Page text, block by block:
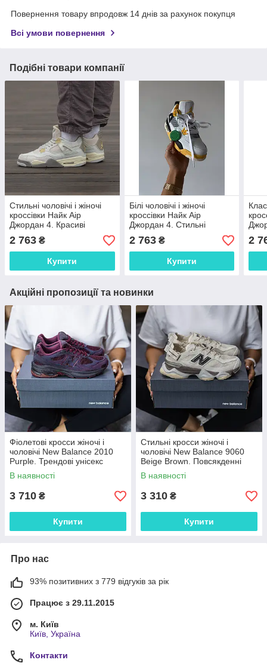
Повернення товару впродовж 14 днів за рахунок покупця
Всі умови повернення
Подібні товари компанії
Стильні чоловічі і жіночі
кроссівки Найк Аір
Джордан 4. Красиві
унісекс кросси Nike Air
Jordan Retro 4.
2 763 ₴
Купити
Білі чоловічі і жіночі
кроссівки Найк Аір
Джордан 4. Стильні
унісекс кросси Nike Air
Jordan 4 Retro.
2 763₴
Купити
2
Акційні пропозиції та новинки
Фіолетові кросси жіночі і
чоловічі New Balance 2010
Purple. Трендові унісекс
кроссівки Нью Беленс 2010.
В наявності
3 710 ₴
Купити
Стильні кросси жіночі і
чоловічі New Balance 9060
Beige Brown. Повсякденні
унісекс кроссівки Нью Беленс
9060.
В наявності
3 310 ₴
Купити
Про нас
93% позитивних з 779 відгуків за рік
Працює з 29.11.2015
м. Київ
Київ, Україна
Контакти